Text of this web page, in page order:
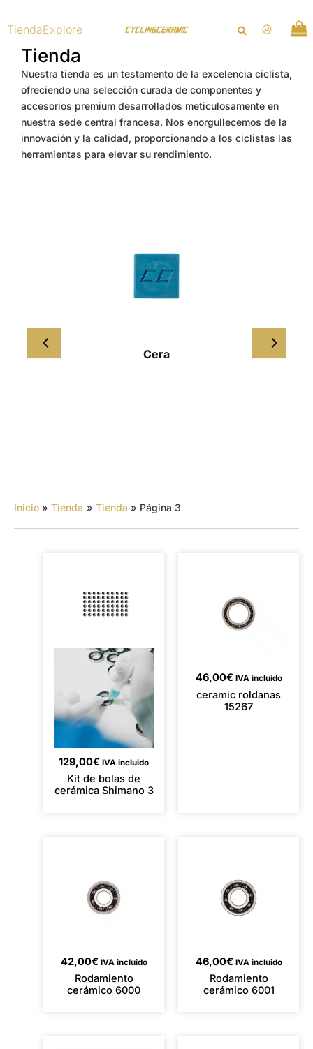
TiendaExplore
Tienda
Nuestra tienda es un testamento de la excelencia ciclista,
ofreciendo una selección curada de componentes y
accesorios premium desarrollados meticulosamente en
nuestra sede central francesa. Nos enorgullecemos de la
innovación y la calidad, proporcionando a los ciclistas las
herramientas para elevar su rendimiento.
Cera
Inicio Tienda Tienda Página 3
129,00€ IVA incluido
Kit de bolas de
cerámica Shimano 3
46,00€ IVA incluido
ceramic roldanas
15267
42,00€ IVA incluido
Rodamiento
cerámico 6000
46,00€ IVA incluido
Rodamiento
cerámico 6001